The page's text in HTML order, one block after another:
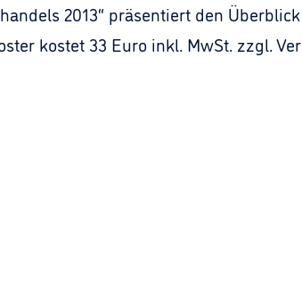
2013“ präsentiert den
kostet 33 Euro inkl. MwSt. zzgl.